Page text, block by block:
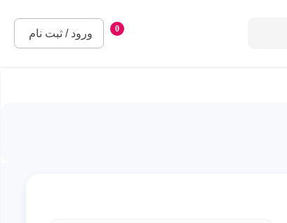
0
ورود / ثبت نام